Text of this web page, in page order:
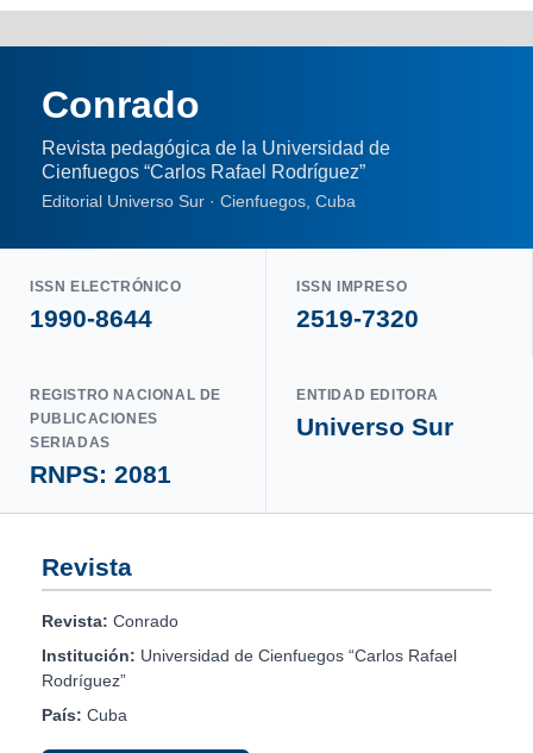
Conrado
Revista pedagógica de la Universidad de
Cienfuegos “Carlos Rafael Rodríguez”
Editorial Universo Sur · Cienfuegos, Cuba
ISSN ELECTRÓNICO
1990-8644
ISSN IMPRESO
2519-7320
REGISTRO NACIONAL DE
PUBLICACIONES
SERIADAS
RNPS: 2081
ENTIDAD EDITORA
Universo Sur
Revista
Revista: Conrado
Institución: Universidad de Cienfuegos “Carlos Rafael
Rodríguez”
País: Cuba